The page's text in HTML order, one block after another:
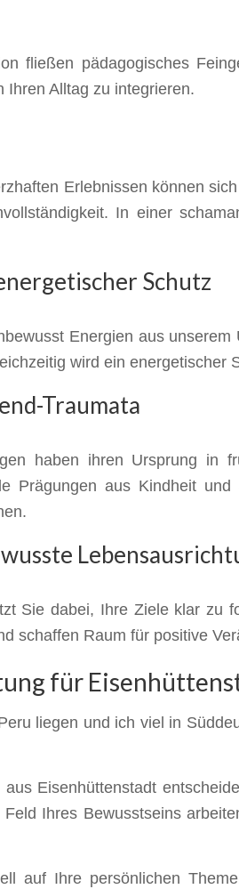
fließen pädagogisches
Ihren Alltag zu integrieren.
Erlebnissen können
In einer
Schutz
Energien aus
wird ein
Traumata
haben ihren Ursprung in
Prägungen aus Kindheit
Sie dabei, Ihre Ziele klar zu
schaffen Raum für positive
für
liegen und ich viel in
Eisenhüttenstadt
Ihres Bewusstseins
auf Ihre persönlichen